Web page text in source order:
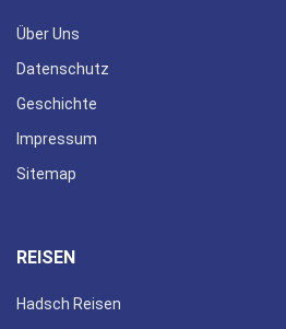
Über Uns
Datenschutz
Geschichte
Impressum
Sitemap
REISEN
Hadsch Reisen